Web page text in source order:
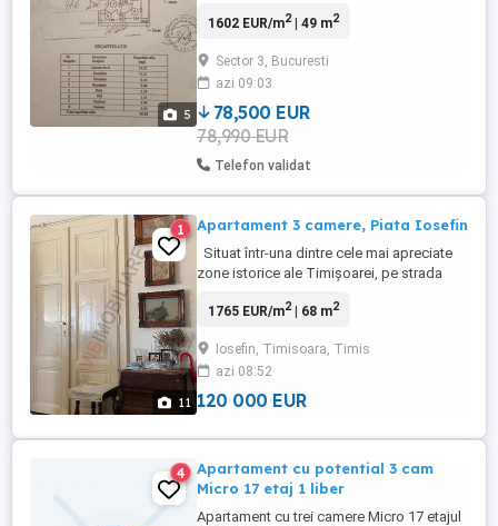
5
metrou N.Grigorescu curat bloc anvelopat
1602 EUR/m2| 49 m2
Sector 3, Bucuresti
azi 09:03
78,500 EUR
78,990 EUR
Telefon validat
11
1 Apartament 3 camere, Piata Iosefin
Situat într-una dintre cele mai apreciate
zone istorice ale Timișoarei, pe strada
farmecul unei clădiri cu personalitate cu
Locuința are o suprafață utilă de 67,17 mp
(aproximativ 70 mp împreună cu balconul)
și beneficiază ...
1765 EUR/m2| 68 m2
Iosefin, Timisoara, Timis
azi 08:52
120 000 EUR
4
Apartament cu potential 3 cam
Micro 17 etaj 1 liber
Apartament cu trei camere Micro 17 etajul